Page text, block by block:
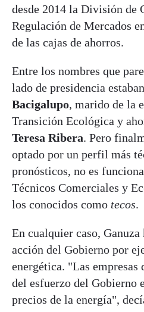
desde 2014 la División de
Regulación de Mercados
de las cajas de ahorros.
Entre los nombres que
lado de presidencia
Bacigalupo, marido de la
Transición Ecológica y
Teresa Ribera. Pero
optado por un perfil más
pronósticos, no es
Técnicos Comerciales y
los conocidos como tecos.
En cualquier caso, Ganuza
acción del Gobierno por
energética. "Las empresas
del esfuerzo del Gobierno
precios de la energía",